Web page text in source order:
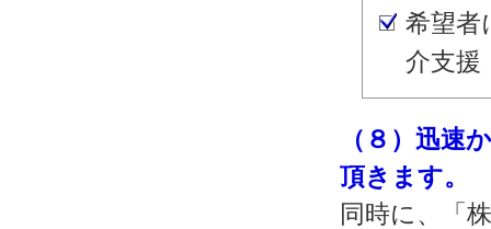
希望者
介支援
（８）迅速
頂きます。
同時に、「